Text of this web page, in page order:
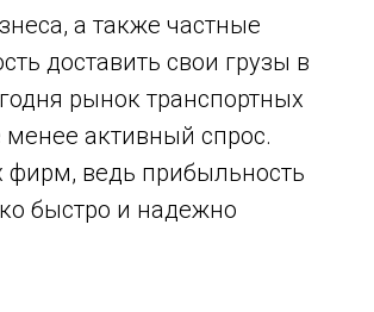
а также частные
доставить свои грузы в
рынок транспортных
активный спрос.
ведь прибыльность
быстро и надежно